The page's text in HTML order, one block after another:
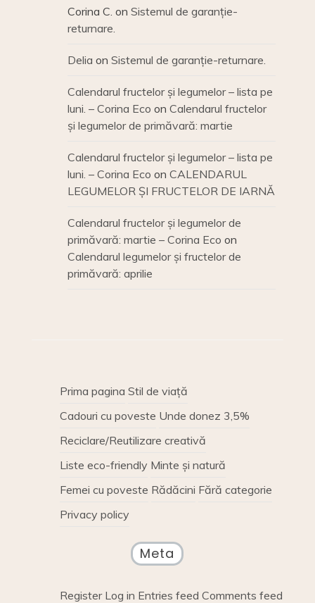
Corina C. on Sistemul de garanție-
returnare.
Delia on Sistemul de garanție-returnare.
Calendarul fructelor și legumelor – lista pe
luni. – Corina Eco on Calendarul fructelor
și legumelor de primăvară: martie
Calendarul fructelor și legumelor – lista pe
luni. – Corina Eco on CALENDARUL
LEGUMELOR ȘI FRUCTELOR DE IARNĂ
Calendarul fructelor și legumelor de
primăvară: martie – Corina Eco on
Calendarul legumelor și fructelor de
primăvară: aprilie
Prima pagina Stil de viață
Cadouri cu poveste Unde donez 3,5%
Reciclare/Reutilizare creativă
Liste eco-friendly Minte și natură
Femei cu poveste Rădăcini Fără categorie
Privacy policy
Meta
Register Log in Entries feed Comments feed